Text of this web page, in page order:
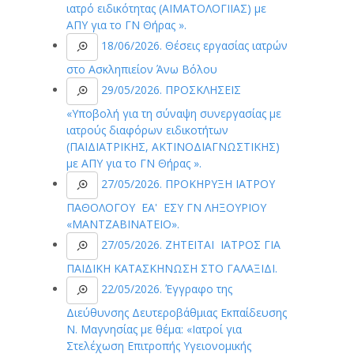
ιατρό ειδικότητας (ΑΙΜΑΤΟΛΟΓIΙΑΣ) με
ΑΠΥ για το ΓΝ Θήρας ».
18/06/2026. Θέσεις εργασίας ιατρών
στο Ασκληπιείον Άνω Βόλου
29/05/2026. ΠΡΟΣΚΛΗΣΕΙΣ
«Υποβολή για τη σύναψη συνεργασίας με
ιατρούς διαφόρων ειδικοτήτων
(ΠΑΙΔΙΑΤΡΙΚΗΣ, ΑΚΤΙΝΟΔΙΑΓΝΩΣΤΙΚΗΣ)
με ΑΠΥ για το ΓΝ Θήρας ».
27/05/2026. ΠΡΟΚΗΡΥΞΗ ΙΑΤΡΟΥ
ΠΑΘΟΛΟΓΟΥ ΕΑ' ΕΣΥ ΓΝ ΛΗΞΟΥΡΙΟΥ
«ΜΑΝΤΖΑΒΙΝΑΤΕΙΟ».
27/05/2026. ΖΗΤΕΙΤΑΙ ΙΑΤΡΟΣ ΓΙΑ
ΠΑΙΔΙΚΗ ΚΑΤΑΣΚΗΝΩΣΗ ΣΤΟ ΓΑΛΑΞΙΔΙ.
22/05/2026. Έγγραφο της
Διεύθυνσης Δευτεροβάθμιας Εκπαίδευσης
Ν. Μαγνησίας με θέμα: «Ιατροί για
Στελέχωση Επιτροπής Υγειονομικής